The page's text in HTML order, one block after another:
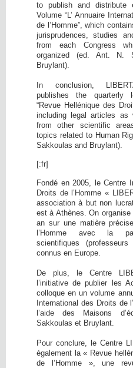
to publish and distribute
Volume “L’ Annuaire
de l’Homme”, which
jurisprudences, studies
from each Congress
organized (ed. Ant. N.
Bruylant).
In conclusion,
publishes the quarterly
“Revue Hellénique des
including legal articles as
from other scientific
topics related to Human
Sakkoulas and Bruylant).
[:fr]
Fondé en 2005, le Centre
Droits de l’Homme «
association à but non
est à Athènes. On organise
an sur une matière
l’Homme avec la
scientifiques
connus en Europe.
De plus, le Centre
l’initiative de publier les
colloque en un volume
International des Droits de
l’aide des Maisons
Sakkoulas et Bruylant.
Pour conclure, le Centre
également la « Revue
de l’Homme », une